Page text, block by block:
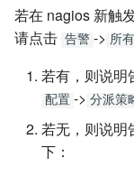
若在 nagios 新触
请点击 告警 -> 所
若有，则说明
配置 -> 分派策
若无，则说明
下：